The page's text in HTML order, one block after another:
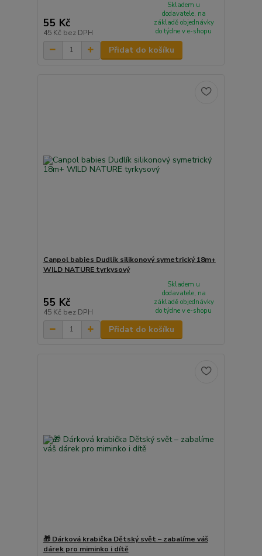
55 Kč
45 Kč bez DPH
Skladem u
dodavatele, na
základě objednávky
do týdne v e-shopu
Přidat do košíku
Canpol babies Dudlík silikonový symetrický 18m+
WILD NATURE tyrkysový
55 Kč
45 Kč bez DPH
Skladem u
dodavatele, na
základě objednávky
do týdne v e-shopu
Přidat do košíku
🎁 Dárková krabička Dětský svět – zabalíme váš
dárek pro miminko i dítě